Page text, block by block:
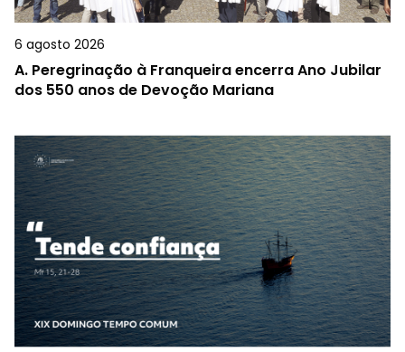
6 agosto 2026
A. Peregrinação à Franqueira encerra Ano Jubilar
dos 550 anos de Devoção Mariana